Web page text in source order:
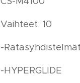
Vaihteet: 10
-
-HYPERGLIDE